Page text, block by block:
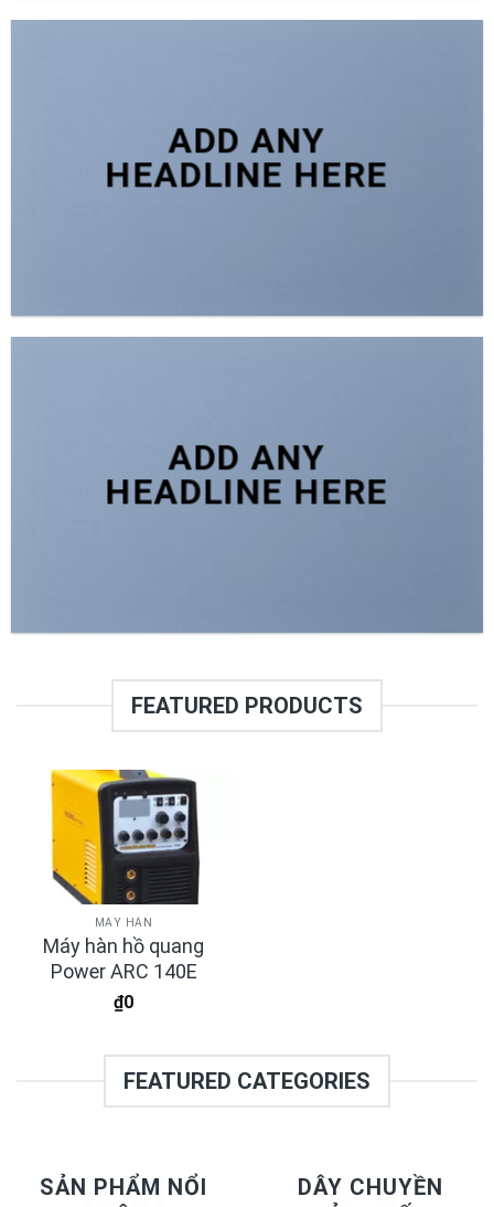
ADD ANY
HEADLINE HERE
ADD ANY
HEADLINE HERE
FEATURED PRODUCTS
MÁY HÀN
Máy hàn hồ quang
Power ARC 140E
₫0
FEATURED CATEGORIES
SẢN PHẨM NỔI
DÂY CHUYỀN